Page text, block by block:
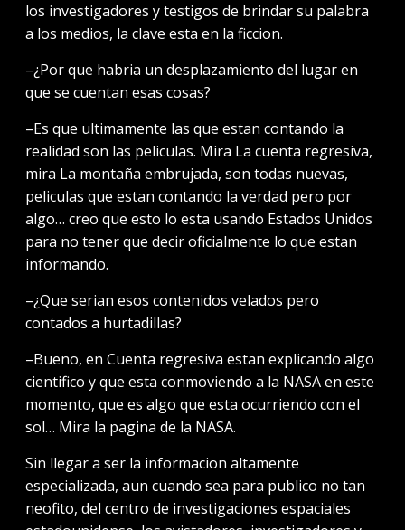
los investigadores y testigos de brindar su palabra
a los medios, la clave esta en la ficcion.
–¿Por que habria un desplazamiento del lugar en
que se cuentan esas cosas?
–Es que ultimamente las que estan contando la
realidad son las peliculas. Mira La cuenta regresiva,
mira La montaña embrujada, son todas nuevas,
peliculas que estan contando la verdad pero por
algo… creo que esto lo esta usando Estados Unidos
para no tener que decir oficialmente lo que estan
informando.
–¿Que serian esos contenidos velados pero
contados a hurtadillas?
–Bueno, en Cuenta regresiva estan explicando algo
cientifico y que esta conmoviendo a la NASA en este
momento, que es algo que esta ocurriendo con el
sol… Mira la pagina de la NASA.
Sin llegar a ser la informacion altamente
especializada, aun cuando sea para publico no tan
neofito, del centro de investigaciones espaciales